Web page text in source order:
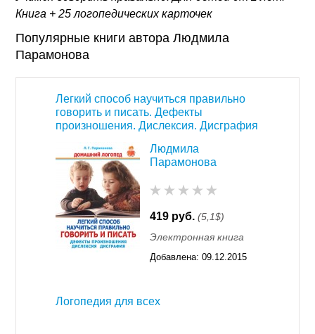
Книга + 25 логопедических карточек
Популярные книги автора Людмила
Парамонова
Легкий способ научиться правильно
говорить и писать. Дефекты
произношения. Дислексия. Дисграфия
Людмила
Парамонова
419 руб. (5,1$)
Электронная книга
Добавлена: 09.12.2015
Логопедия для всех